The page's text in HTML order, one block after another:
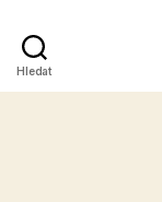
Hledat